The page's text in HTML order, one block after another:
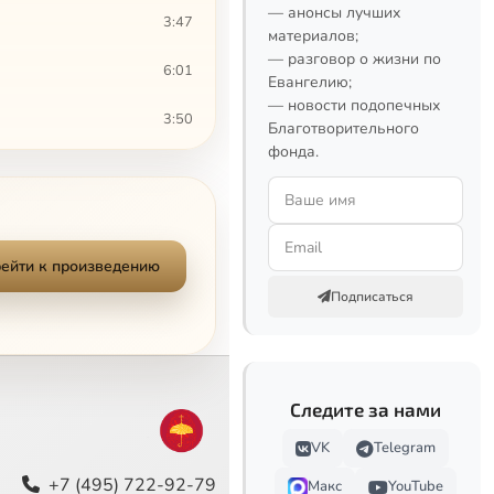
3:47
6:01
3:50
к произведению
+7 (495) 722-92-79
— анонсы лучших
материалов;
— разговор о жизни по
Евангелию;
— новости подопечных
Благотворительного
фонда.
Подписаться
Следите за нами
VK
Telegram
Макс
YouTube